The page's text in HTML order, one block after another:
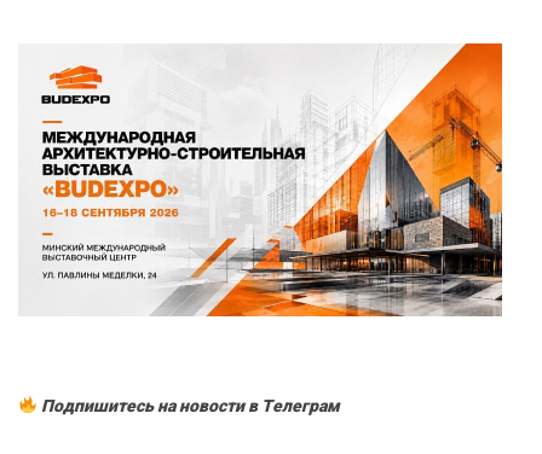
Подпишитесь на новости в Tелеграм